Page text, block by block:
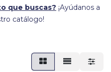
que buscas? ¡Ayúdanos a
catálogo!